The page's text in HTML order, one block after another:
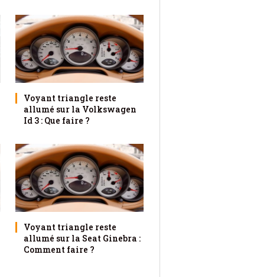
Voyant triangle reste
allumé sur la Volkswagen
Id 3 : Que faire ?
Voyant triangle reste
allumé sur la Seat Ginebra :
Comment faire ?